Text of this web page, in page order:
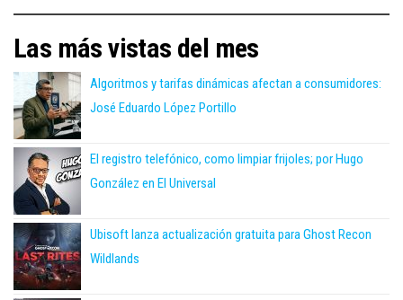
Las más vistas del mes
Algoritmos y tarifas dinámicas afectan a consumidores:
José Eduardo López Portillo
El registro telefónico, como limpiar frijoles; por Hugo
González en El Universal
Ubisoft lanza actualización gratuita para Ghost Recon
Wildlands